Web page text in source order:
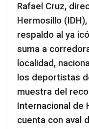
Rafael Cruz,
Hermosillo
respaldo al ya
suma a
localidad,
los deportistas
muestra del
Internacional de
cuenta con aval